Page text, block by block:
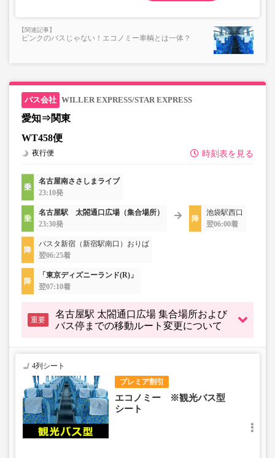
ピンクのバスじゃない！エコノミー車輌とは一体？
WILLER EXPRESS/STAR EXPRESS
愛知⇒関東
WT458便
時刻表を見る
夜行便
名古屋南ささしまライブ
23:10発
名古屋駅 太閤通口広場（集合場所）
23:30発
池袋駅西口
翌06:00着
バスタ新宿（新宿駅南口）おりば
翌06:25着
「東京ディズニーランド(R)」
翌07:10着
重要
名古屋駅 太閤通口広場 集合場所および
バス停までの移動ルート変更について
プレミア割引
4列シート
エコノミー ※観光バス型
シート